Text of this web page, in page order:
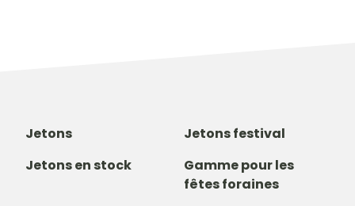
Jetons
Jetons festival
Jetons en stock
Gamme pour les
fêtes foraines